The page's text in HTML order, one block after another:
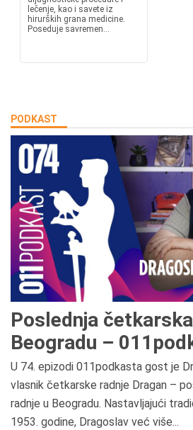
lečenje, kao i savete iz
hirurških grana medicine.
Poseduje savremen...
PODKAST
Poslednja
Beogradu –
U 74. epizodi 011podkasta gost je
vlasnik četkarske radnje Dragan –
radnje u Beogradu. Nastavljajući
1953. godine, Dragoslav već više...